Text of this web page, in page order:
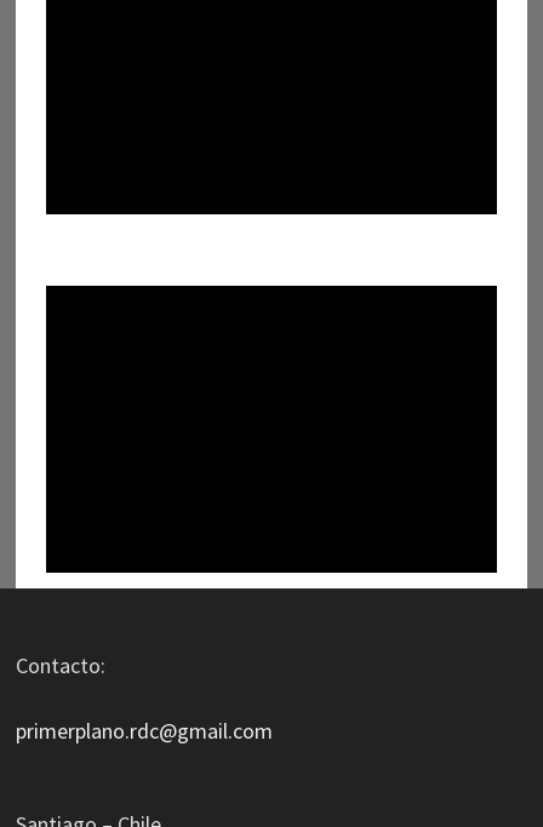
Contacto:
primerplano.rdc@gmail.com